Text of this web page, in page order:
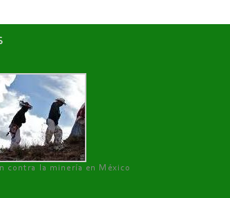
contra la minería en México